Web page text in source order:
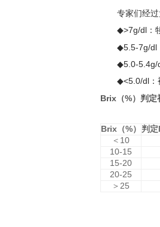
专家们经过大
◆>7g/dl：
◆5.5-7g/dl
◆5.0-5.4g/
◆<5.0/dl：
Brix（%）判定
Brix（%） 判定
＜ 10
10-15
15-20
20-25
＞ 25